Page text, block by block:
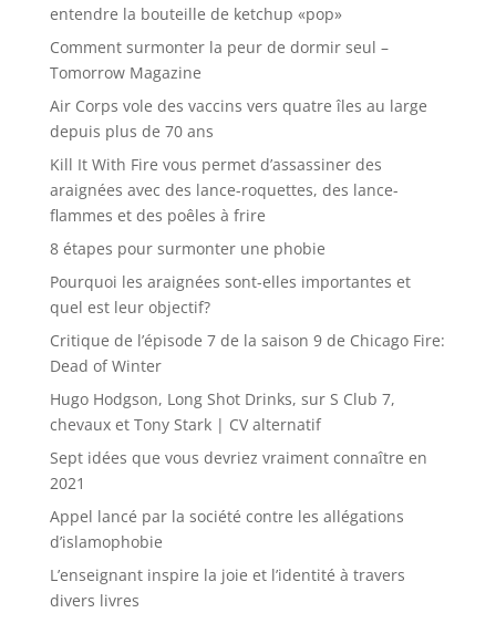
entendre la bouteille de ketchup «pop»
Comment surmonter la peur de dormir seul –
Tomorrow Magazine
Air Corps vole des vaccins vers quatre îles au large
depuis plus de 70 ans
Kill It With Fire vous permet d’assassiner des
araignées avec des lance-roquettes, des lance-
flammes et des poêles à frire
8 étapes pour surmonter une phobie
Pourquoi les araignées sont-elles importantes et
quel est leur objectif?
Critique de l’épisode 7 de la saison 9 de Chicago Fire:
Dead of Winter
Hugo Hodgson, Long Shot Drinks, sur S Club 7,
chevaux et Tony Stark | CV alternatif
Sept idées que vous devriez vraiment connaître en
2021
Appel lancé par la société contre les allégations
d’islamophobie
L’enseignant inspire la joie et l’identité à travers
divers livres